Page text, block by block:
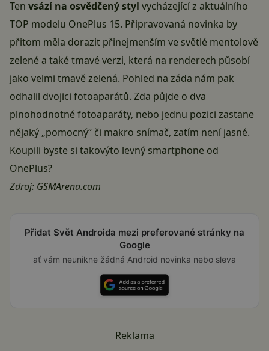
Ten vsází na osvědčený styl vycházející z aktuálního
TOP modelu OnePlus 15. Připravovaná novinka by
přitom měla dorazit přinejmenším ve světlé mentolově
zelené a také tmavé verzi, která na renderech působí
jako velmi tmavě zelená. Pohled na záda nám pak
odhalil dvojici fotoaparátů. Zda půjde o dva
plnohodnotné fotoaparáty, nebo jednu pozici zastane
nějaký „pomocný“ či makro snímač, zatím není jasné.
Koupili byste si takovýto levný smartphone od
OnePlus?
Zdroj: GSMArena.com
Přidat Svět Androida mezi preferované stránky na
Google
ať vám neunikne žádná Android novinka nebo sleva
Reklama